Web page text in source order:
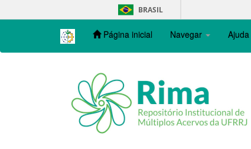
navigation
BRASIL
Página inicial Navegar Ajuda